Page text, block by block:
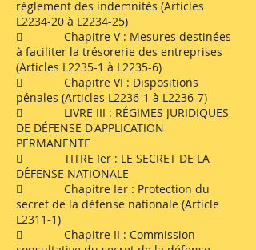
règlement des indemnités (Articles
L2234-20 à L2234-25)
 Chapitre V : Mesures destinées
à faciliter la trésorerie des entreprises
(Articles L2235-1 à L2235-6)
 Chapitre VI : Dispositions
pénales (Articles L2236-1 à L2236-7)
 LIVRE III : RÉGIMES JURIDIQUES
DE DÉFENSE D'APPLICATION
PERMANENTE
 TITRE Ier : LE SECRET DE LA
DÉFENSE NATIONALE
 Chapitre Ier : Protection du
secret de la défense nationale (Article
L2311-1)
 Chapitre II : Commission